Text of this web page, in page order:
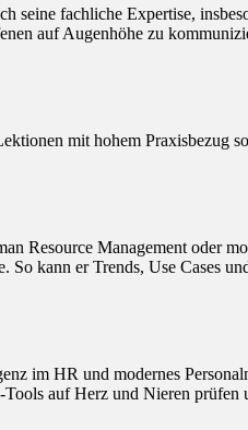
seine fachliche Expertise,
auf Augenhöhe zu
mit hohem Praxisbezug
Resource Management oder
kann er Trends, Use Cases
im HR und modernes
auf Herz und Nieren prüfen